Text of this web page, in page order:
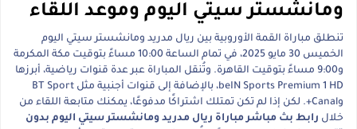
ومانشستر سيتي اليوم وموعد اللقاء
تنطلق مباراة القمة الأوروبية بين ريال مدريد ومانشستر سيتي اليوم
الخميس 30 مايو 2025، في تمام الساعة 10:00 مساءً بتوقيت مكة المكرمة
و9:00 مساءً بتوقيت القاهرة. وتُنقل المباراة عبر عدة قنوات رياضية، أبرزها
beIN Sports Premium 1 HD، بالإضافة إلى قنوات أجنبية مثل BT Sport
وCanal+. لكن إذا لم تكن تمتلك اشتراكًا مدفوعًا، يمكنك متابعة اللقاء من
خلال رابط بث مباشر مباراة ريال مدريد ومانشستر سيتي اليوم بدون